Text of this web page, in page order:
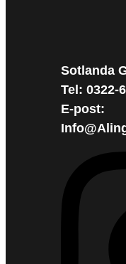
Sotlanda
Tel: 0322-
E-post: